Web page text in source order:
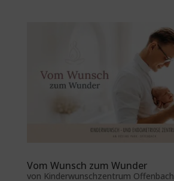
Vom Wunsch zum Wunder
von Kinderwunschzentrum Offenbach